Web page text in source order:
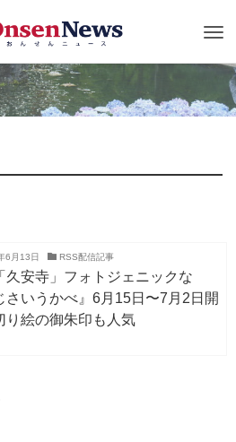
6月13日 RSS配信記事
久安寺」フォトジェニックな
さいうかべ』6月15日〜7月2日開
り絵の御朱印も人気